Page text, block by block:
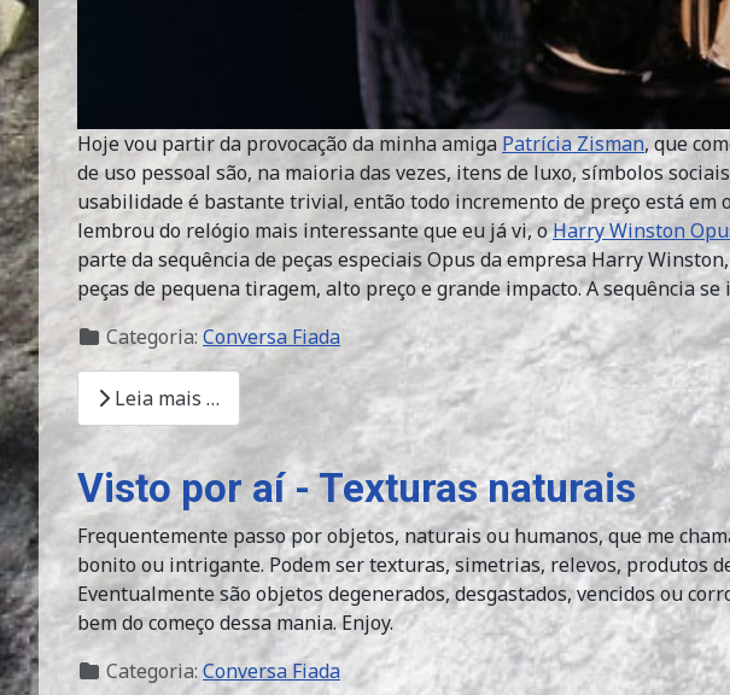
Hoje vou partir da provocação da minha amiga Patrícia Zisman, que
de uso pessoal são, na maioria das vezes, itens de luxo, símbolos
usabilidade é bastante trivial, então todo incremento de preço está
lembrou do relógio mais interessante que eu já vi, oHarry Winston
parte da sequência de peças especiais Opus da empresa Harry
peças de pequena tiragem, alto preço e grande impacto. A sequência
Categoria: Conversa Fiada
Leia mais …
Visto por aí - Texturas naturais
Frequentemente passo por objetos, naturais ou humanos, que me
bonito ou intrigante. Podem ser texturas, simetrias, relevos, produtos
Eventualmente são objetos degenerados, desgastados, vencidos ou
bem do começo dessa mania. Enjoy.
Categoria: Conversa Fiada